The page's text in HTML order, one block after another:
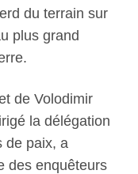
du terrain sur
plus grand
de Volodimir
la délégation
de paix, a
des enquêteurs